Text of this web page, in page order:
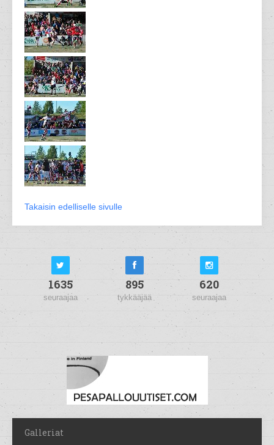
Takaisin edelliselle sivulle
1635
seuraajaa
895
tykkääjää
620
seuraajaa
Galleriat